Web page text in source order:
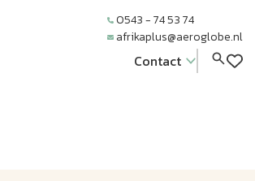
0543 - 74 53 74
afrikaplus@aeroglobe.nl
Contact